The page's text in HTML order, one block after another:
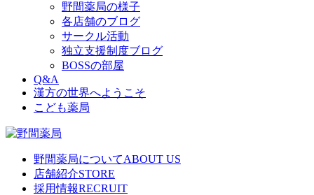
野間薬局の様子
各店舗のブログ
サークル活動
独立支援制度ブログ
BOSSの部屋
Q&A
漢方の世界へようこそ
こども薬局
野間薬局についてABOUT US
店舗紹介STORE
採用情報RECRUIT